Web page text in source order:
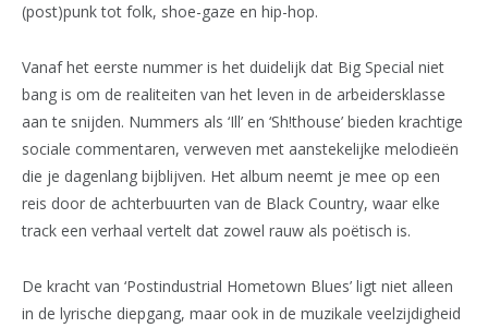
(post)punk tot folk, shoe-gaze en hip-hop.
Vanaf het eerste nummer is het duidelijk dat Big Special niet
bang is om de realiteiten van het leven in de arbeidersklasse
aan te snijden. Nummers als ‘Ill’ en ‘Sh!thouse’ bieden krachtige
sociale commentaren, verweven met aanstekelijke melodieën
die je dagenlang bijblijven. Het album neemt je mee op een
reis door de achterbuurten van de Black Country, waar elke
track een verhaal vertelt dat zowel rauw als poëtisch is.
De kracht van ‘Postindustrial Hometown Blues’ ligt niet alleen
in de lyrische diepgang, maar ook in de muzikale veelzijdigheid